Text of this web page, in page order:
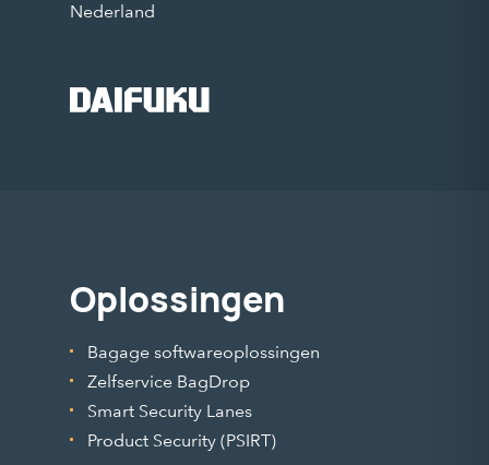
Nederland
Oplossingen
Bagage softwareoplossingen
Zelfservice BagDrop
Smart Security Lanes
Product Security (PSIRT)